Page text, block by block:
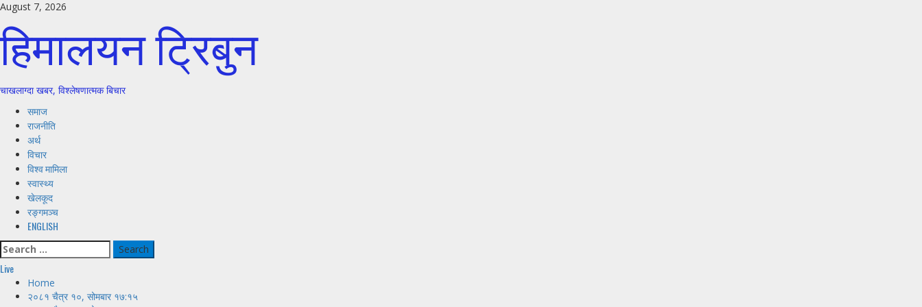
Skip
content
August 7, 2026
हिमालयन ट्रिबुन
चाखलाग्दा खबर, विश्लेषणात्मक बिचार
Primary
Menu
समाज
राजनीति
अर्थ
विचार
विश्व मामिला
स्वास्थ्य
खेलकूद
रङ्गमञ्च
ENGLISH
Search
for:
Live
Home
२०८१ चैत्र १०, सोमबार १७:१५